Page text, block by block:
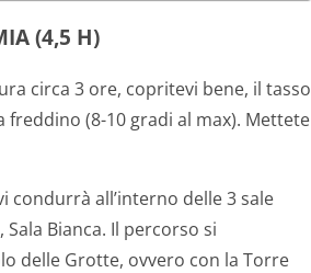
(4,5 H)
circa 3 ore, copritevi bene, il tasso
freddino (8-10 gradi al max). Mettete
condurrà all’interno delle 3 sale
Sala Bianca. Il percorso si
delle Grotte, ovvero con la Torre